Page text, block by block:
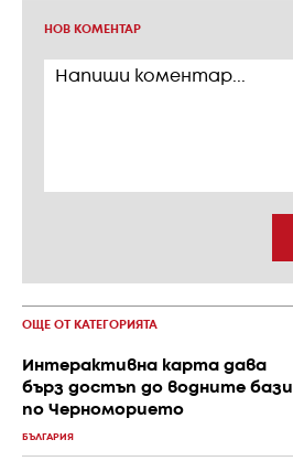
НОВ КОМЕНТАР
ОЩЕ ОТ КАТЕГОРИЯТА
Интерактивна карта дава
бърз достъп до водните бази
по Черноморието
БЪЛГАРИЯ